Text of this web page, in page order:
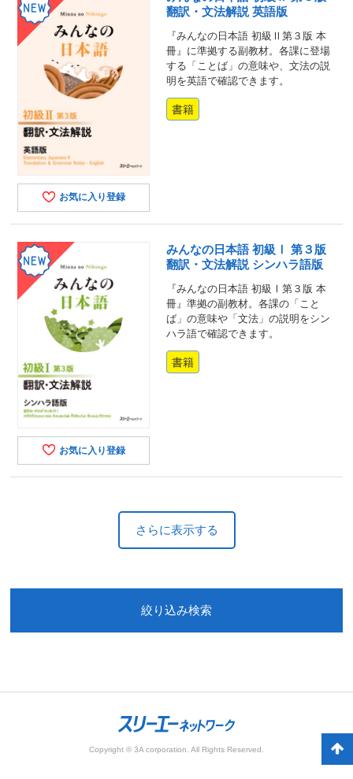
お気に入り登録
翻訳・文法解説 英語版
『みんなの日本語 初級Ⅱ第３版 本
冊』に準拠する副教材。各課に登場
する「ことば」の意味や、文法の説
明を英語で確認できます。
書籍
お気に入り登録
みんなの日本語 初級Ⅰ 第３版
翻訳・文法解説 シンハラ語版
『みんなの日本語 初級Ⅰ第３版 本
冊』準拠の副教材。各課の「こと
ば」の意味や「文法」の説明をシン
ハラ語で確認できます。
書籍
さらに表示する
絞り込み検索
Copyright © 3A corporation. All Rights Reserved.